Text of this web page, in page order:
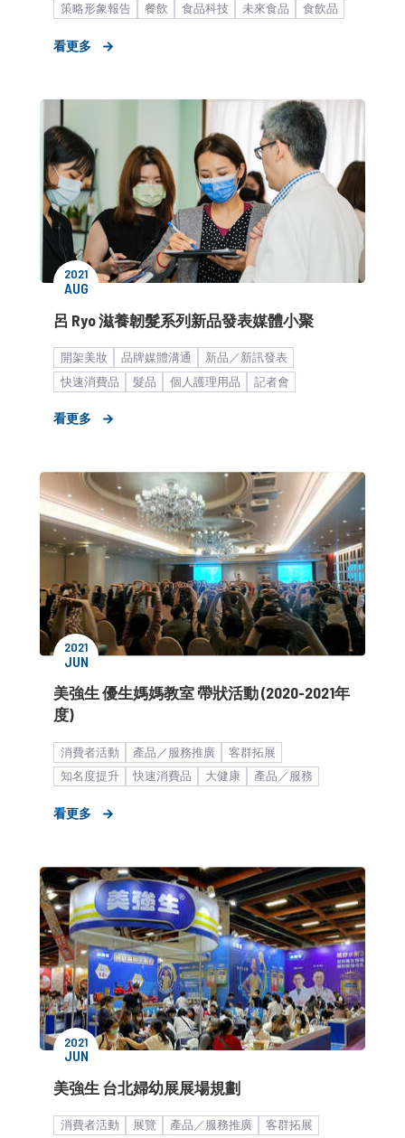
策略形象報告
餐飲 食品科技 未來食品
食飲品
看更多
2021
AUG
呂 Ryo 滋養韌髮系列新品發表媒體小聚
開架美妝 品牌媒體溝通
新品／新訊發表
快速消費品
髮品 個人護理用品
記者會
看更多
2021
JUN
美強生 優生媽媽教室 帶狀活動 (2020-2021年
度)
消費者活動 產品／服務推廣
客群拓展
知名度提升
快速消費品 大健康
產品／服務
看更多
2021
JUN
美強生 台北婦幼展展場規劃
消費者活動 展覽 產品／服務推廣 客群拓展